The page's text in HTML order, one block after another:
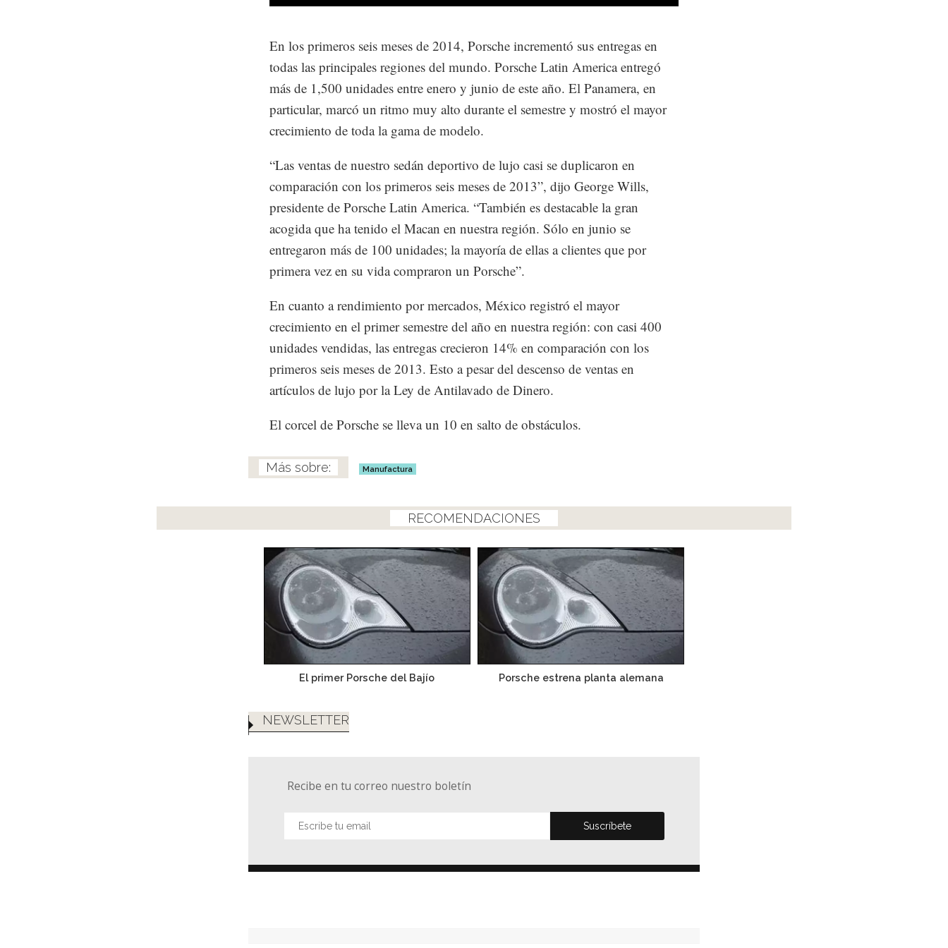
En los primeros seis meses de 2014, Porsche incrementó sus entregas en
todas las principales regiones del mundo. Porsche Latin America entregó
más de 1,500 unidades entre enero y junio de este año. El Panamera, en
particular, marcó un ritmo muy alto durante el semestre y mostró el mayor
crecimiento de toda la gama de modelo.
“Las ventas de nuestro sedán deportivo de lujo casi se duplicaron en
comparación con los primeros seis meses de 2013”, dijo George Wills,
presidente de Porsche Latin America. “También es destacable la gran
acogida que ha tenido el Macan en nuestra región. Sólo en junio se
entregaron más de 100 unidades; la mayoría de ellas a clientes que por
primera vez en su vida compraron un Porsche”.
En cuanto a rendimiento por mercados, México registró el mayor
crecimiento en el primer semestre del año en nuestra región: con casi 400
unidades vendidas, las entregas crecieron 14% en comparación con los
primeros seis meses de 2013. Esto a pesar del descenso de ventas en
artículos de lujo por la Ley de Antilavado de Dinero.
El corcel de Porsche se lleva un 10 en salto de obstáculos.
Manufactura
RECOMENDACIONES
El primer Porsche del Bajío Porsche estrena planta alemana
NEWSLETTER
Recibe en tu correo nuestro boletín